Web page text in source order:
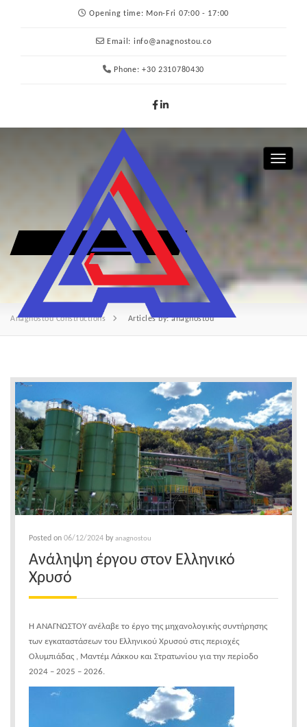
Opening time: Mon-Fri 07:00 - 17:00
Email: info@anagnostou.co
Phone: +30 2310780430
Toggle
ARTICLES BY: ANAGNOSTOU
Anagnostou Constructions Articles by: anagnostou
Posted on 06/12/2024 by anagnostou
Ανάληψη έργου στον Ελληνικό
Χρυσό
Η ΑΝΑΓΝΩΣΤΟΥ ανέλαβε το έργο της μηχανολογικής συντήρησης
των εγκαταστάσεων του Ελληνικού Χρυσού στις περιοχές
Ολυμπιάδας , Μαντέμ Λάκκου και Στρατωνίου για την περίοδο
2024 – 2025 – 2026.